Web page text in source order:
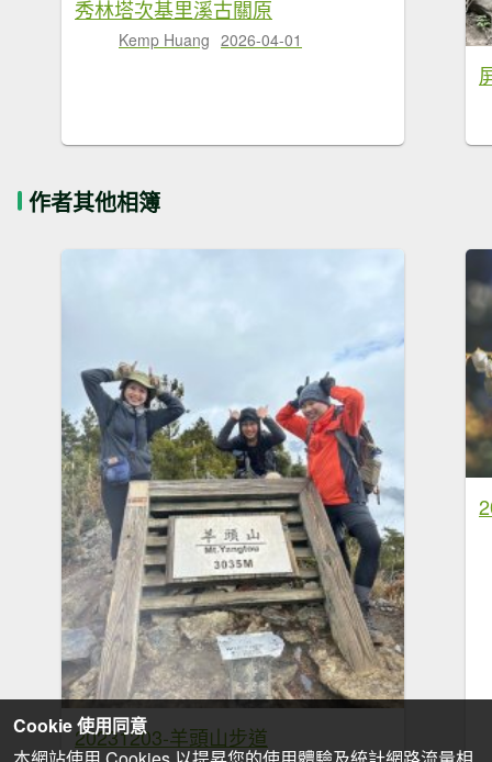
秀林塔次基里溪古關原
Kemp Huang 2026-04-01
作者其他相簿
20231203-羊頭山步道
Cookie 使用同意